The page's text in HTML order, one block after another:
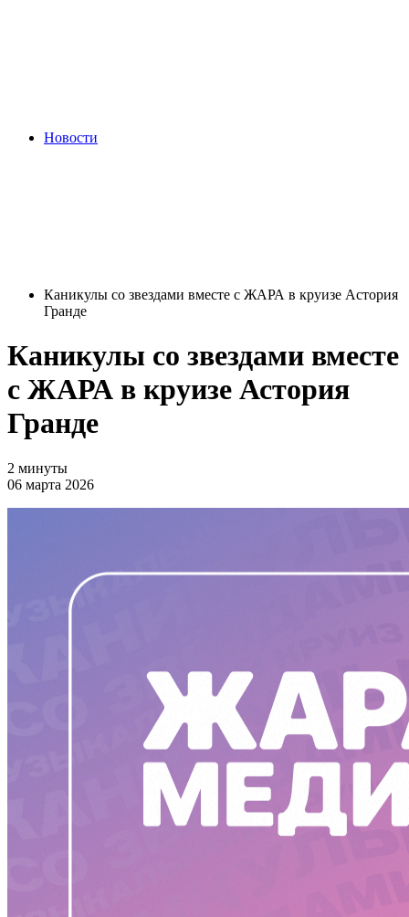
Новости
Каникулы со звездами вместе с ЖАРА в круизе Астория
Гранде
Каникулы со звездами вместе
с ЖАРА в круизе Астория
Гранде
2 минуты
06 марта 2026